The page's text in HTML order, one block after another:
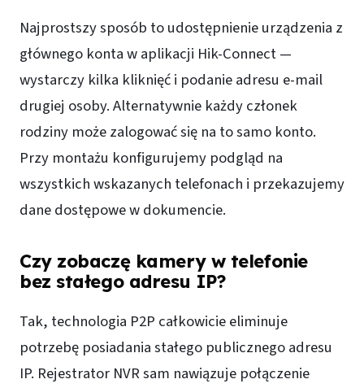
Najprostszy sposób to udostępnienie urządzenia z
głównego konta w aplikacji Hik-Connect —
wystarczy kilka kliknięć i podanie adresu e-mail
drugiej osoby. Alternatywnie każdy członek
rodziny może zalogować się na to samo konto.
Przy montażu konfigurujemy podgląd na
wszystkich wskazanych telefonach i przekazujemy
dane dostępowe w dokumencie.
Czy zobaczę kamery w telefonie
bez stałego adresu IP?
Tak, technologia P2P całkowicie eliminuje
potrzebę posiadania stałego publicznego adresu
IP. Rejestrator NVR sam nawiązuje połączenie